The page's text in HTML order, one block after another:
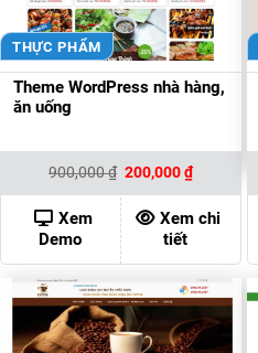
THỰC PHẨM
Theme WordPress nhà hàng,
ăn uống
900,000₫ Giá
là:
900,000 ₫.
200,000₫Giá
hiện
tại
là:
200,000 ₫.
Xem
Demo
Xem chi
tiết